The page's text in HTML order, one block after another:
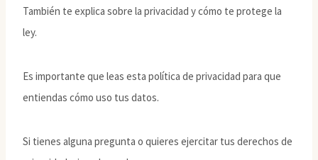
También te explica sobre la privacidad y cómo te protege la
ley.
Es importante que leas esta política de privacidad para que
entiendas cómo uso tus datos.
Si tienes alguna pregunta o quieres ejercitar tus derechos de